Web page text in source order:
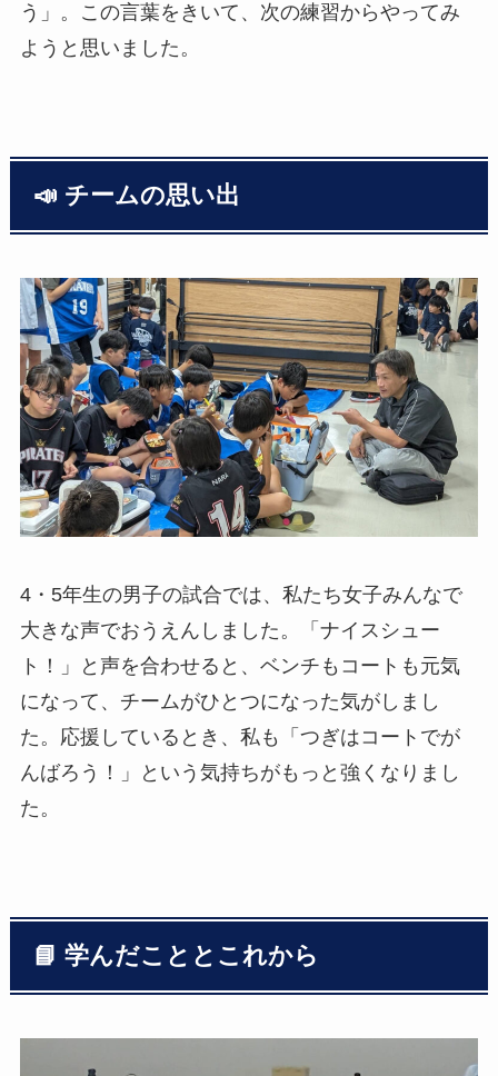
う」。この言葉をきいて、次の練習からやってみ
ようと思いました。
📣 チームの思い出
4・5年生の男子の試合では、私たち女子みんなで
大きな声でおうえんしました。「ナイスシュー
ト！」と声を合わせると、ベンチもコートも元気
になって、チームがひとつになった気がしまし
た。応援しているとき、私も「つぎはコートでが
んばろう！」という気持ちがもっと強くなりまし
た。
📘 学んだこととこれから